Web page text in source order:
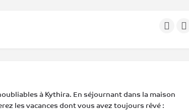
à Kythira. En séjournant dans la maison
les vacances dont vous avez toujours rêvé :